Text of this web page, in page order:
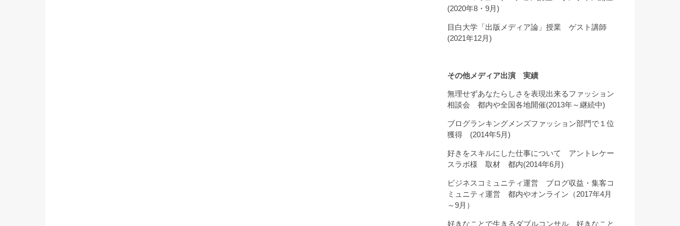
(2020年8・9月)
目白大学「出版メディア論」授業 ゲスト講師
(2021年12月)
その他メディア出演 実績
無理せずあなたらしさを表現出来るファッション
相談会 都内や全国各地開催(2013年～継続中)
ブログランキングメンズファッション部門で１位
獲得 (2014年5月)
好きをスキルにした仕事について アントレケー
スラボ様 取材 都内(2014年6月)
ビジネスコミュニティ運営 ブログ収益・集客コ
ミュニティ運営 都内やオンライン（2017年4月
～9月）
好きなことで生きるダブルコンサル 好きなこと